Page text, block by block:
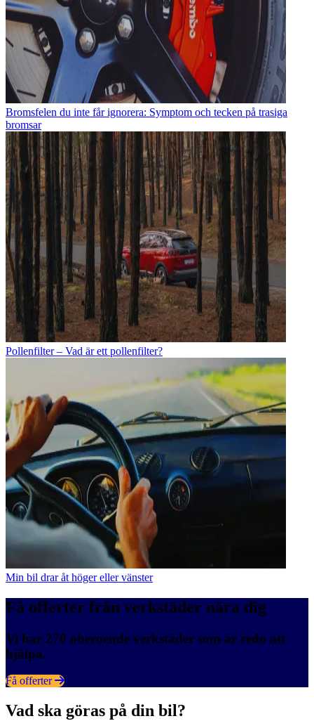
Bromsfelen du inte får ignorera: Symptom och tecken på trasiga
bromsar
Pollenfilter – Vad är ett pollenfilter?
Min bil drar åt höger eller vänster
Få offerter från verkstäder nära dig
Vi har 270 oberoende verkstäder som är redo att
hjälpa.
Få offerter
Vad ska göras på din bil?